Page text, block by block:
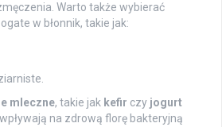
Warto także wybierać
w błonnik, takie jak:
mleczne, takie jak kefir czy jogurt
na zdrową florę bakteryjną